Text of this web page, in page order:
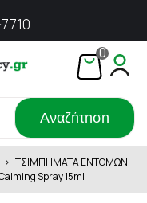
0
Αναζήτηση
> ΤΣΙΜΠΗΜΑΤΑ ΕΝΤΟΜΩΝ
Spray 15ml